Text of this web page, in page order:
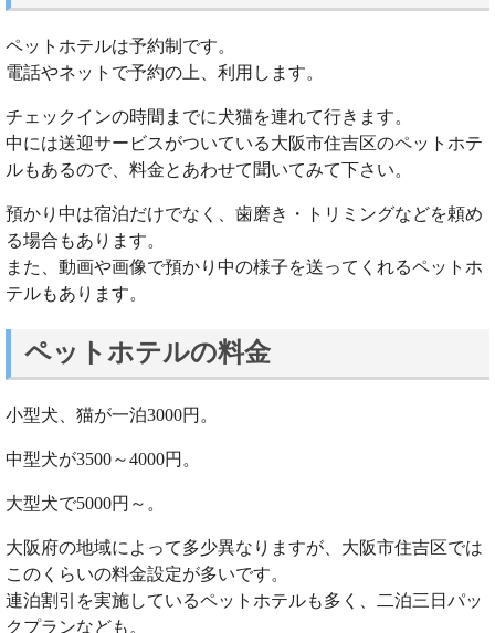
ペットホテルは予約制です。
電話やネットで予約の上、利用します。
チェックインの時間までに犬猫を連れて行きます。
中には送迎サービスがついている大阪市住吉区のペットホテ
ルもあるので、料金とあわせて聞いてみて下さい。
預かり中は宿泊だけでなく、歯磨き・トリミングなどを頼め
る場合もあります。
また、動画や画像で預かり中の様子を送ってくれるペットホ
テルもあります。
ペットホテルの料金
小型犬、猫が一泊3000円。
中型犬が3500～4000円。
大型犬で5000円～。
大阪府の地域によって多少異なりますが、大阪市住吉区では
このくらいの料金設定が多いです。
連泊割引を実施しているペットホテルも多く、二泊三日パッ
クプランなども。